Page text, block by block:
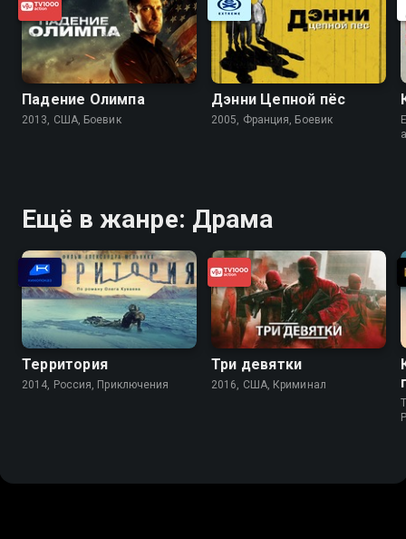
Падение Олимпа
2013, США, Боевик
Дэнни Цепной пёс
2005, Франция, Боевик
Ещё в жанре: Драма
Территория
2014, Россия, Приключения
Три девятки
2016, США, Криминал